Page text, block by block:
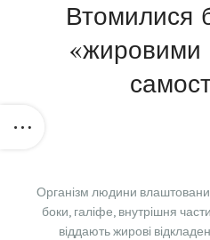
Втомилися
«жировими
Організм людини
боки, галіфе, внутрішня
віддають жирові